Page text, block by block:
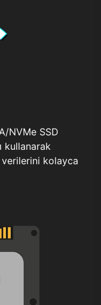
NVMe SSD
kullanarak
verilerini kolayca